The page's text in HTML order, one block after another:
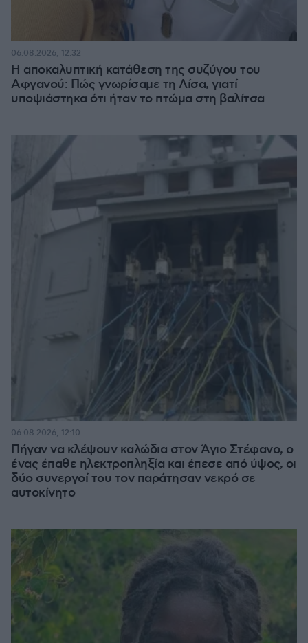
Η αποκαλυπτική κατάθεση της συζύγου του
Αφγανού: Πώς γνωρίσαμε τη Λίσα, γιατί
υποψιάστηκα ότι ήταν το πτώμα στη βαλίτσα
06.08.2026, 12:32
Πήγαν να κλέψουν καλώδια στον Άγιο Στέφανο, ο
ένας έπαθε ηλεκτροπληξία και έπεσε από ύψος, οι
δύο συνεργοί του τον παράτησαν νεκρό σε
αυτοκίνητο
06.08.2026, 12:10